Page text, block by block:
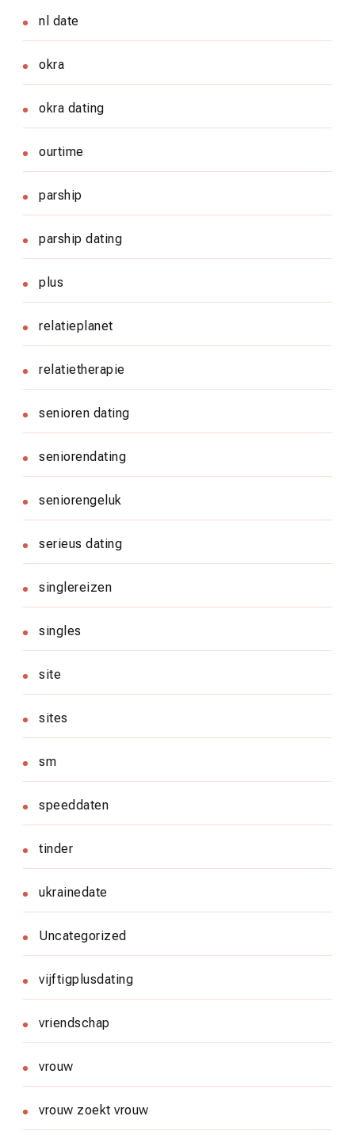
nl date
okra
okra dating
ourtime
parship
parship dating
plus
relatieplanet
relatietherapie
senioren dating
seniorendating
seniorengeluk
serieus dating
singlereizen
singles
site
sites
sm
speeddaten
tinder
ukrainedate
Uncategorized
vijftigplusdating
vriendschap
vrouw
vrouw zoekt vrouw